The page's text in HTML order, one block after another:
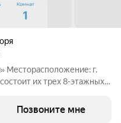
Месторасположение: г.
их трех 8-этажных
Позвоните мне